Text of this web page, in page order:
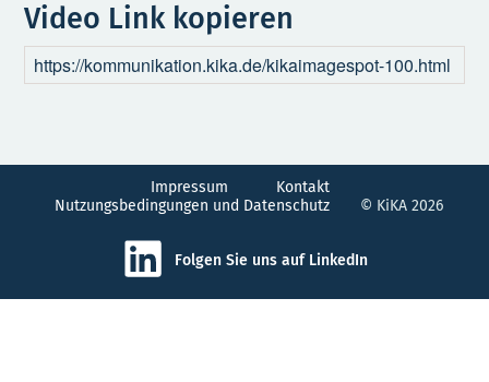
Video Link kopieren
Impressum
Kontakt
Nutzungsbedingungen und Datenschutz
© KiKA 2026
Folgen Sie uns auf LinkedIn